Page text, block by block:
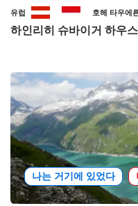
유럽 호헤 타우에
하인리히 슈바이거 하우
나는 거기에 있었다